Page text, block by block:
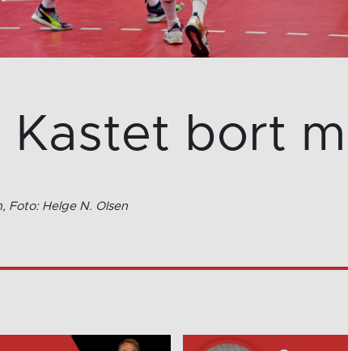
Kastet bort
Foto: Helge N. Olsen